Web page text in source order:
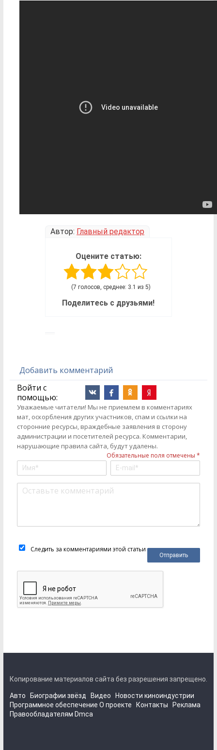
Автор: Главный редактор
Оцените статью:
(7 голосов, среднее: 3.1 из 5)
Поделитесь с друзьями!
Добавить комментарий
Войти с
помощью:
Уважаемые читатели! Мы не приемлем в комментариях
мат, оскорбления других участников, спам и ссылки на
сторонние ресурсы, враждебные заявления в сторону
администрации и посетителей ресурса. Комментарии,
нарушающие правила сайта, будут удалены.
Обязательные поля отмечены *
Следить за комментариями этой статьи
Копирование материалов сайта без разрешения запрещено.
Авто Биографии звёзд Видео
Новости киноиндустрии
Программное обеспечение О проекте Контакты
Реклама
Правообладателям Dmca